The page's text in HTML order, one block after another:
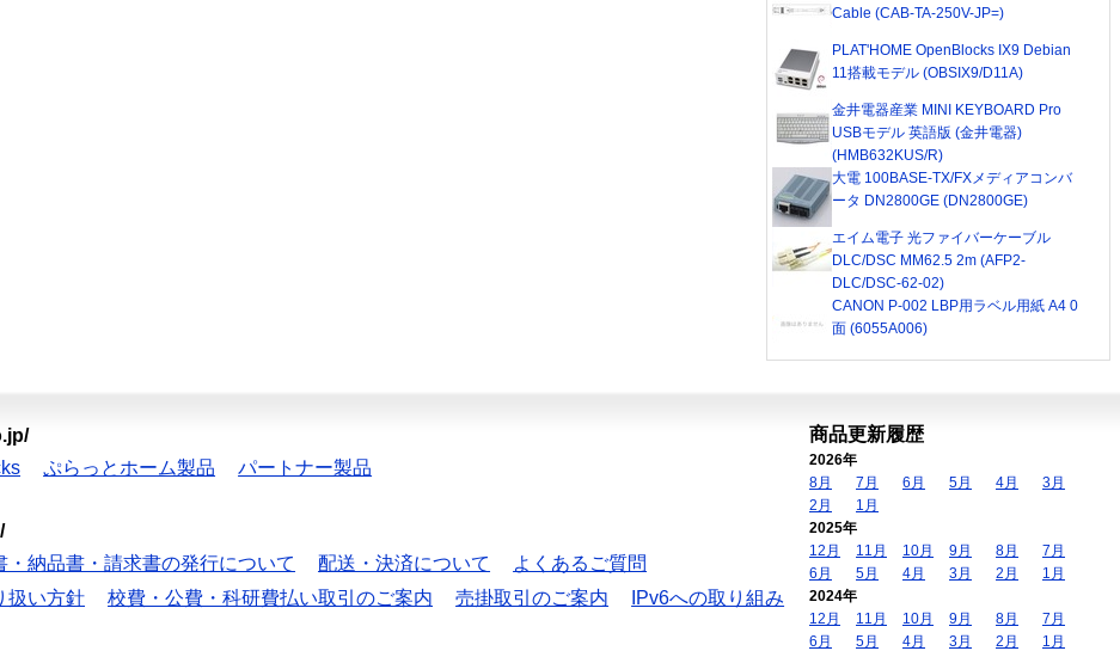
Cable (CAB-TA-250V-JP=)
PLAT'HOME OpenBlocks IX9 Debian
11搭載モデル (OBSIX9/D11A)
金井電器産業 MINI KEYBOARD Pro
USBモデル 英語版 (金井電器)
(HMB632KUS/R)
大電 100BASE-TX/FXメディアコンバ
ータ DN2800GE (DN2800GE)
エイム電子 光ファイバーケーブル
DLC/DSC MM62.5 2m (AFP2-
DLC/DSC-62-02)
CANON P-002 LBP用ラベル用紙 A4 0
面 (6055A006)
ぷらっとホーム製品 パートナー製品
・納品書・請求書の発行について 配送・決済について
よくあるご質問
扱い方針 校費・公費・科研費払い取引のご案内 売掛取引のご案内
IPv6への取り組み
商品更新履歴
2026年
8月
7月 6月 5月 4月
3月
2月
1月
2025年
12月
11月 10月 9月 8月
7月
6月
5月 4月 3月 2月
1月
2024年
12月
11月 10月 9月 8月
7月
6月
5月 4月 3月 2月
1月